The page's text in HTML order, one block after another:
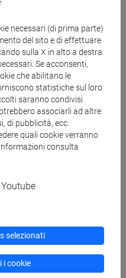
- Laurea
E SVILUPPO -
comune
E
necessari (di prima parte)
del sito e di effettuare
sulla X in alto a destra
Se acconsenti,
che abilitano le
statistiche sul loro
saranno condivisi
associarli ad altre
di pubblicità, ecc.
quali cookie verranno
consulta
selezionati
i cookie